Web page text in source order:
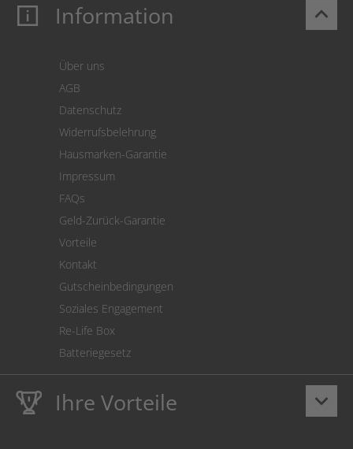
Mein Konto
Cookie Einstellungen
keyboard_arrow_up
Information
Über uns
AGB
Datenschutz
Widerrufsbelehrung
Hausmarken-Garantie
Impressum
FAQs
Geld-Zurück-Garantie
Vorteile
Kontakt
Gutscheinbedingungen
Soziales Engagement
Re-Life Box
Batteriegesetz
keyboard_arrow_down
Ihre Vorteile